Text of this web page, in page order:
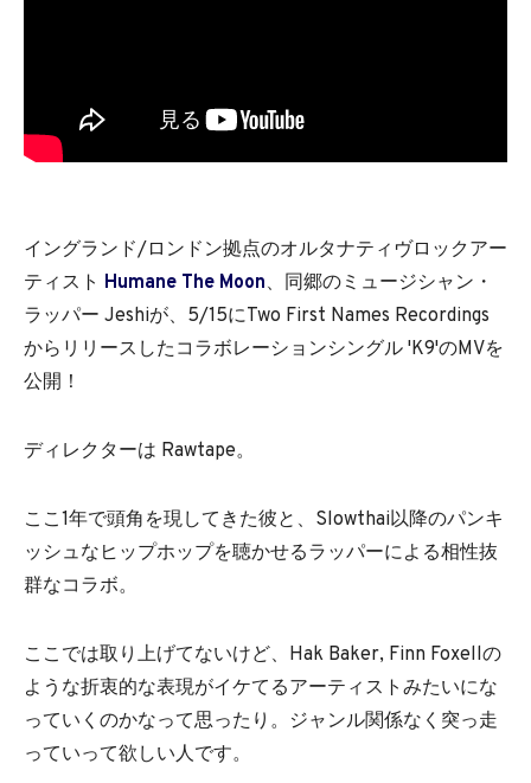
イングランド/ロンドン拠点のオルタナティヴロックアー
ティスト Humane The Moon、同郷のミュージシャン・
ラッパー Jeshiが、5/15にTwo First Names Recordings
からリリースしたコラボレーションシングル 'K9'のMVを
公開！
ディレクターは Rawtape。
ここ1年で頭角を現してきた彼と、Slowthai以降のパンキ
ッシュなヒップホップを聴かせるラッパーによる相性抜
群なコラボ。
ここでは取り上げてないけど、Hak Baker, Finn Foxellの
ような折衷的な表現がイケてるアーティストみたいにな
っていくのかなって思ったり。ジャンル関係なく突っ走
っていって欲しい人です。